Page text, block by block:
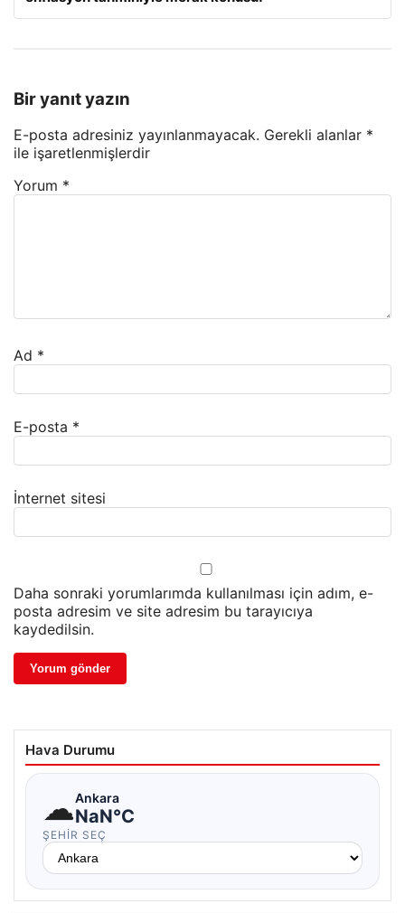
Bir yanıt yazın
E-posta adresiniz yayınlanmayacak. Gerekli alanlar *
ile işaretlenmişlerdir
Yorum *
Ad *
E-posta *
İnternet sitesi
Daha sonraki yorumlarımda kullanılması için adım, e-
posta adresim ve site adresim bu tarayıcıya
kaydedilsin.
Hava Durumu
☁Ankara
NaN°C
ŞEHIR SEÇ